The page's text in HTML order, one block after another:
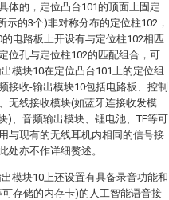
体的，定位凸台101的顶面上固定
示的3个)非对称分布的定位柱102，
电路板上开设有与定位柱102相匹
位孔与定位柱102的匹配组合，可
模块10在定位凸台101上的定位组
接收-输出模块10包括电路板、控制
无线接收模块(如蓝牙连接收发模
)、音频输出模块、锂电池、TF等可
与现有的无线耳机内相同的信号接
处亦不作详细赘述。
模块10上还设置有具备录音功能和
存储的内存卡)的人工智能语音接